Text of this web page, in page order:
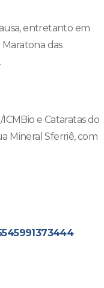
entretanto em
das
e Cataratas do
Mineral Sferriê, com